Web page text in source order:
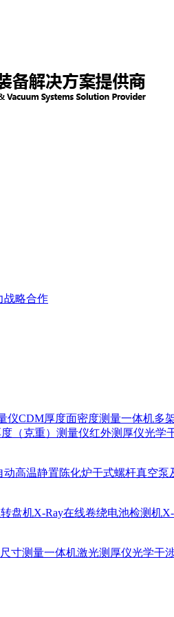
战略合作
仪CDM厚度面密度测量一体机多
（克重）测量仪红外测厚仪光学
动高温静置陈化炉干式螺杆真空泵
盘机X-Ray在线卷绕电池检测机
寸测量一体机激光测厚仪光学干